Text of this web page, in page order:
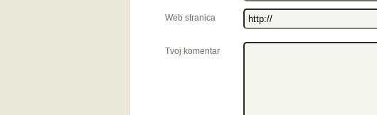
Web stranica
Tvoj komentar